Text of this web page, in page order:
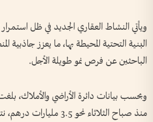
ويأتي النشاط العقاري الجديد في ظل
البنية التحتية المحيطة بها، ما يعزز جاذبية
الباحثين عن فرص نمو طويلة الأجل.
وبحسب بيانات دائرة الأراضي والأملاك،